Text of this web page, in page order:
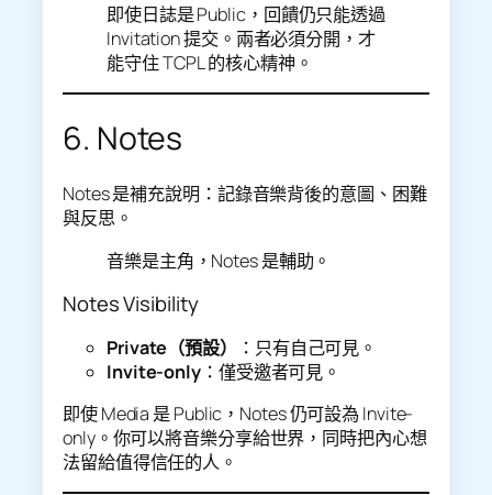
即使日誌是 Public，回饋仍只能透過
Invitation 提交。兩者必須分開，才
能守住 TCPL 的核心精神。
6. Notes
Notes 是補充說明：記錄音樂背後的意圖、困難
與反思。
音樂是主角，Notes 是輔助。
Notes Visibility
Private（預設）
：只有自己可見。
Invite-only：僅受邀者可見。
即使 Media 是 Public，Notes 仍可設為 Invite-
only。你可以將音樂分享給世界，同時把內心想
法留給值得信任的人。